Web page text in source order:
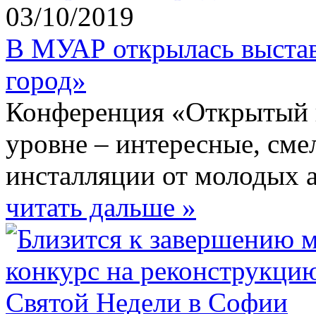
03/10/2019
В МУАР открылась
город»
Конференция «Открытый
уровне – интересные,
инсталляции от молодых
читать дальше »